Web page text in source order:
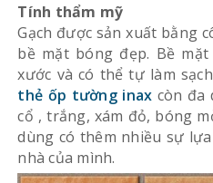
Tính thẩm mỹ
Gạch được sản xuất bằng
bề mặt bóng đẹp. Bề
xước và có thể tự làm
thẻ ốp tường inax còn đa
cổ , trắng, xám đỏ, bóng
dùng có thêm nhiều sự
nhà của mình.